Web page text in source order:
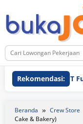
ke
konten
Rekomendasi:
PT Fuji
Beranda Crew Store
Cake & Bakery)